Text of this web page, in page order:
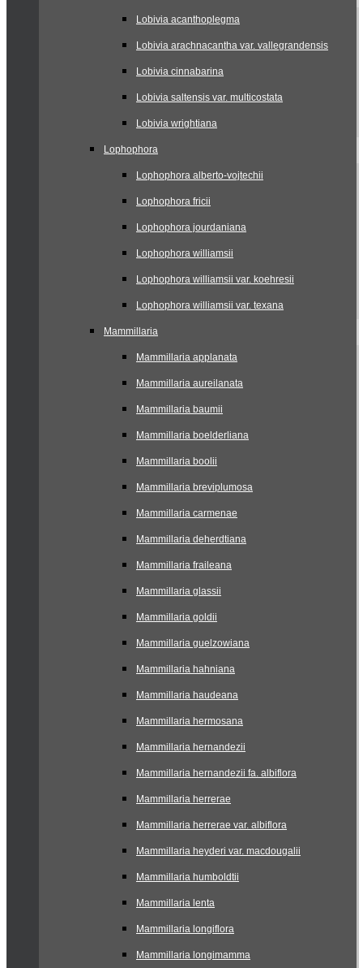
Lobivia acanthoplegma
Lobivia arachnacantha var. vallegrandensis
Lobivia cinnabarina
Lobivia saltensis var. multicostata
Lobivia wrightiana
Lophophora
Lophophora alberto-vojtechii
Lophophora fricii
Lophophora jourdaniana
Lophophora williamsii
Lophophora williamsii var. koehresii
Lophophora williamsii var. texana
Mammillaria
Mammillaria applanata
Mammillaria aureilanata
Mammillaria baumii
Mammillaria boelderliana
Mammillaria boolii
Mammillaria breviplumosa
Mammillaria carmenae
Mammillaria deherdtiana
Mammillaria fraileana
Mammillaria glassii
Mammillaria goldii
Mammillaria guelzowiana
Mammillaria hahniana
Mammillaria haudeana
Mammillaria hermosana
Mammillaria hernandezii
Mammillaria hernandezii fa. albiflora
Mammillaria herrerae
Mammillaria herrerae var. albiflora
Mammillaria heyderi var. macdougalii
Mammillaria humboldtii
Mammillaria lenta
Mammillaria longiflora
Mammillaria longimamma